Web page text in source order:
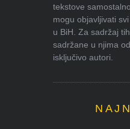
tekstove
mogu objavljivati
u BiH. Za sadržaj
sadržane u njima
isključivo autori.